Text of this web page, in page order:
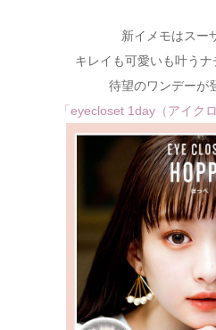
新イメモはスー
キレイも可愛いも叶う
待望のワンデーが
「eyecloset 1day（アイク